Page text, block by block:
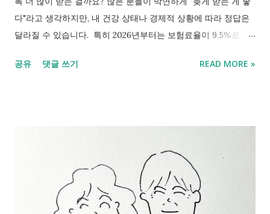
다"라고 생각하지만, 내 건강 상태나 경제적 상황에 따라 정답은
달라질 수 있습니다. 특히 2026년부터는 보험료율이 9.5%로 인
생깁니다. 쉽게 말해 조금 더 내고 조금 더 받는 방향으로 바뀌는
한 해입니다. 출생 연도 2026년 기준 상태 주요 체크사항 1961년
생 만 65세 도달 국민연금 수령 중, 기초연금 신규 신청 대상 1963
년생 만 63세 도달 국민연금 정기 수령 시작 시점 1964~1968년생
만 58~62세 정기 수령보다 최대 5년 앞당긴 조기 수령 선택 가능
공유 댓글 쓰기 READ MORE »